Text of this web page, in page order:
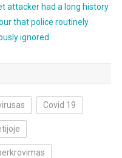
attacker had a long history
that police routinely
ignored
Covid 19